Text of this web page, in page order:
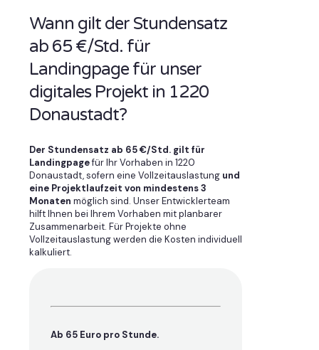
Wann gilt der Stundensatz
ab 65 €/Std. für
Landingpage für unser
digitales Projekt in 1220
Donaustadt?
Der Stundensatz ab 65 €/Std. gilt für
Landingpagefür Ihr Vorhaben in 1220
Donaustadt, sofern eine Vollzeitauslastung und
eine Projektlaufzeit von mindestens 3
Monaten möglich sind. Unser Entwicklerteam
hilft Ihnen bei Ihrem Vorhaben mit planbarer
Zusammenarbeit. Für Projekte ohne
Vollzeitauslastung werden die Kosten individuell
kalkuliert.
Ab 65 Euro pro Stunde.